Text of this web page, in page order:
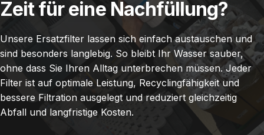
Zeit füreine Nachfüllung?
Unsere Ersatzfilter lassen sich einfach austauschen und
sind besonders langlebig. So bleibt Ihr Wasser sauber,
ohne dass Sie Ihren Alltag unterbrechen müssen. Jeder
Filter ist auf optimale Leistung, Recyclingfähigkeit und
bessere Filtration ausgelegt und reduziert gleichzeitig
Abfall und langfristige Kosten.